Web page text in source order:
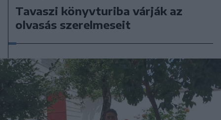
Tavaszi könyvturiba várják az
olvasás szerelmeseit